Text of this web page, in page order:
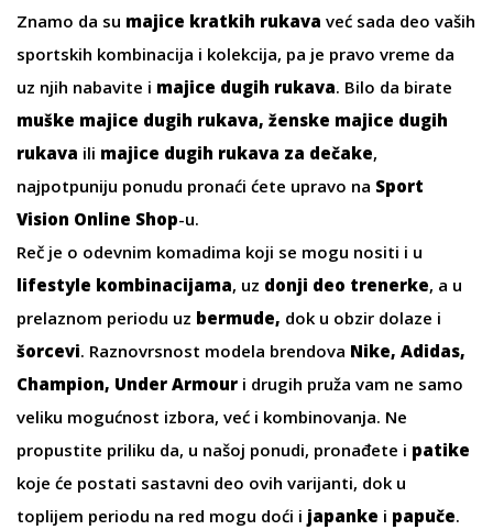
Znamo da su majice kratkih rukava već sada deo vaših
sportskih kombinacija i kolekcija, pa je pravo vreme da
uz njih nabavite i majice dugih rukava. Bilo da birate
muške majice dugih rukava, ženske majice dugih
rukava ili majice dugih rukava za dečake,
najpotpuniju ponudu pronaći ćete upravo na Sport
Vision Online Shop-u.
Reč je o odevnim komadima koji se mogu nositi i u
lifestyle kombinacijama, uz donji deo trenerke, a u
prelaznom periodu uz bermude, dok u obzir dolaze i
šorcevi. Raznovrsnost modela brendova Nike, Adidas,
Champion, Under Armour i drugih pruža vam ne samo
veliku mogućnost izbora, već i kombinovanja. Ne
propustite priliku da, u našoj ponudi, pronađete i patike
koje će postati sastavni deo ovih varijanti, dok u
toplijem periodu na red mogu doći i japanke i papuče.